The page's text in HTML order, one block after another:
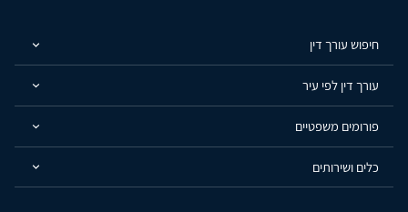
חיפוש עורך דין
עורך דין לפי עיר
פורומים משפטיים
כלים ושירותים